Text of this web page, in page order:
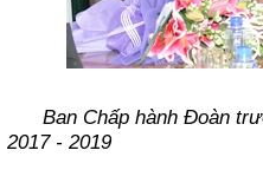
Ban Chấp hành Đoàn
2017 - 2019